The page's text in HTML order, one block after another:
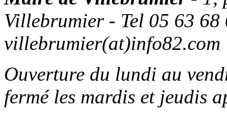
Villebrumier - Tel 05 63
villebrumier(at)info82.com
Ouverture du lundi au
fermé les mardis et jeudis